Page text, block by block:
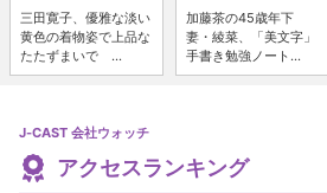
三田寛子、優雅な淡い
黄色の着物姿で上品な
たたずまいで ...
加藤茶の45歳年下
妻・綾菜、「美文字」
手書き勉強ノート...
J-CAST 会社ウォッチ
アクセスランキング